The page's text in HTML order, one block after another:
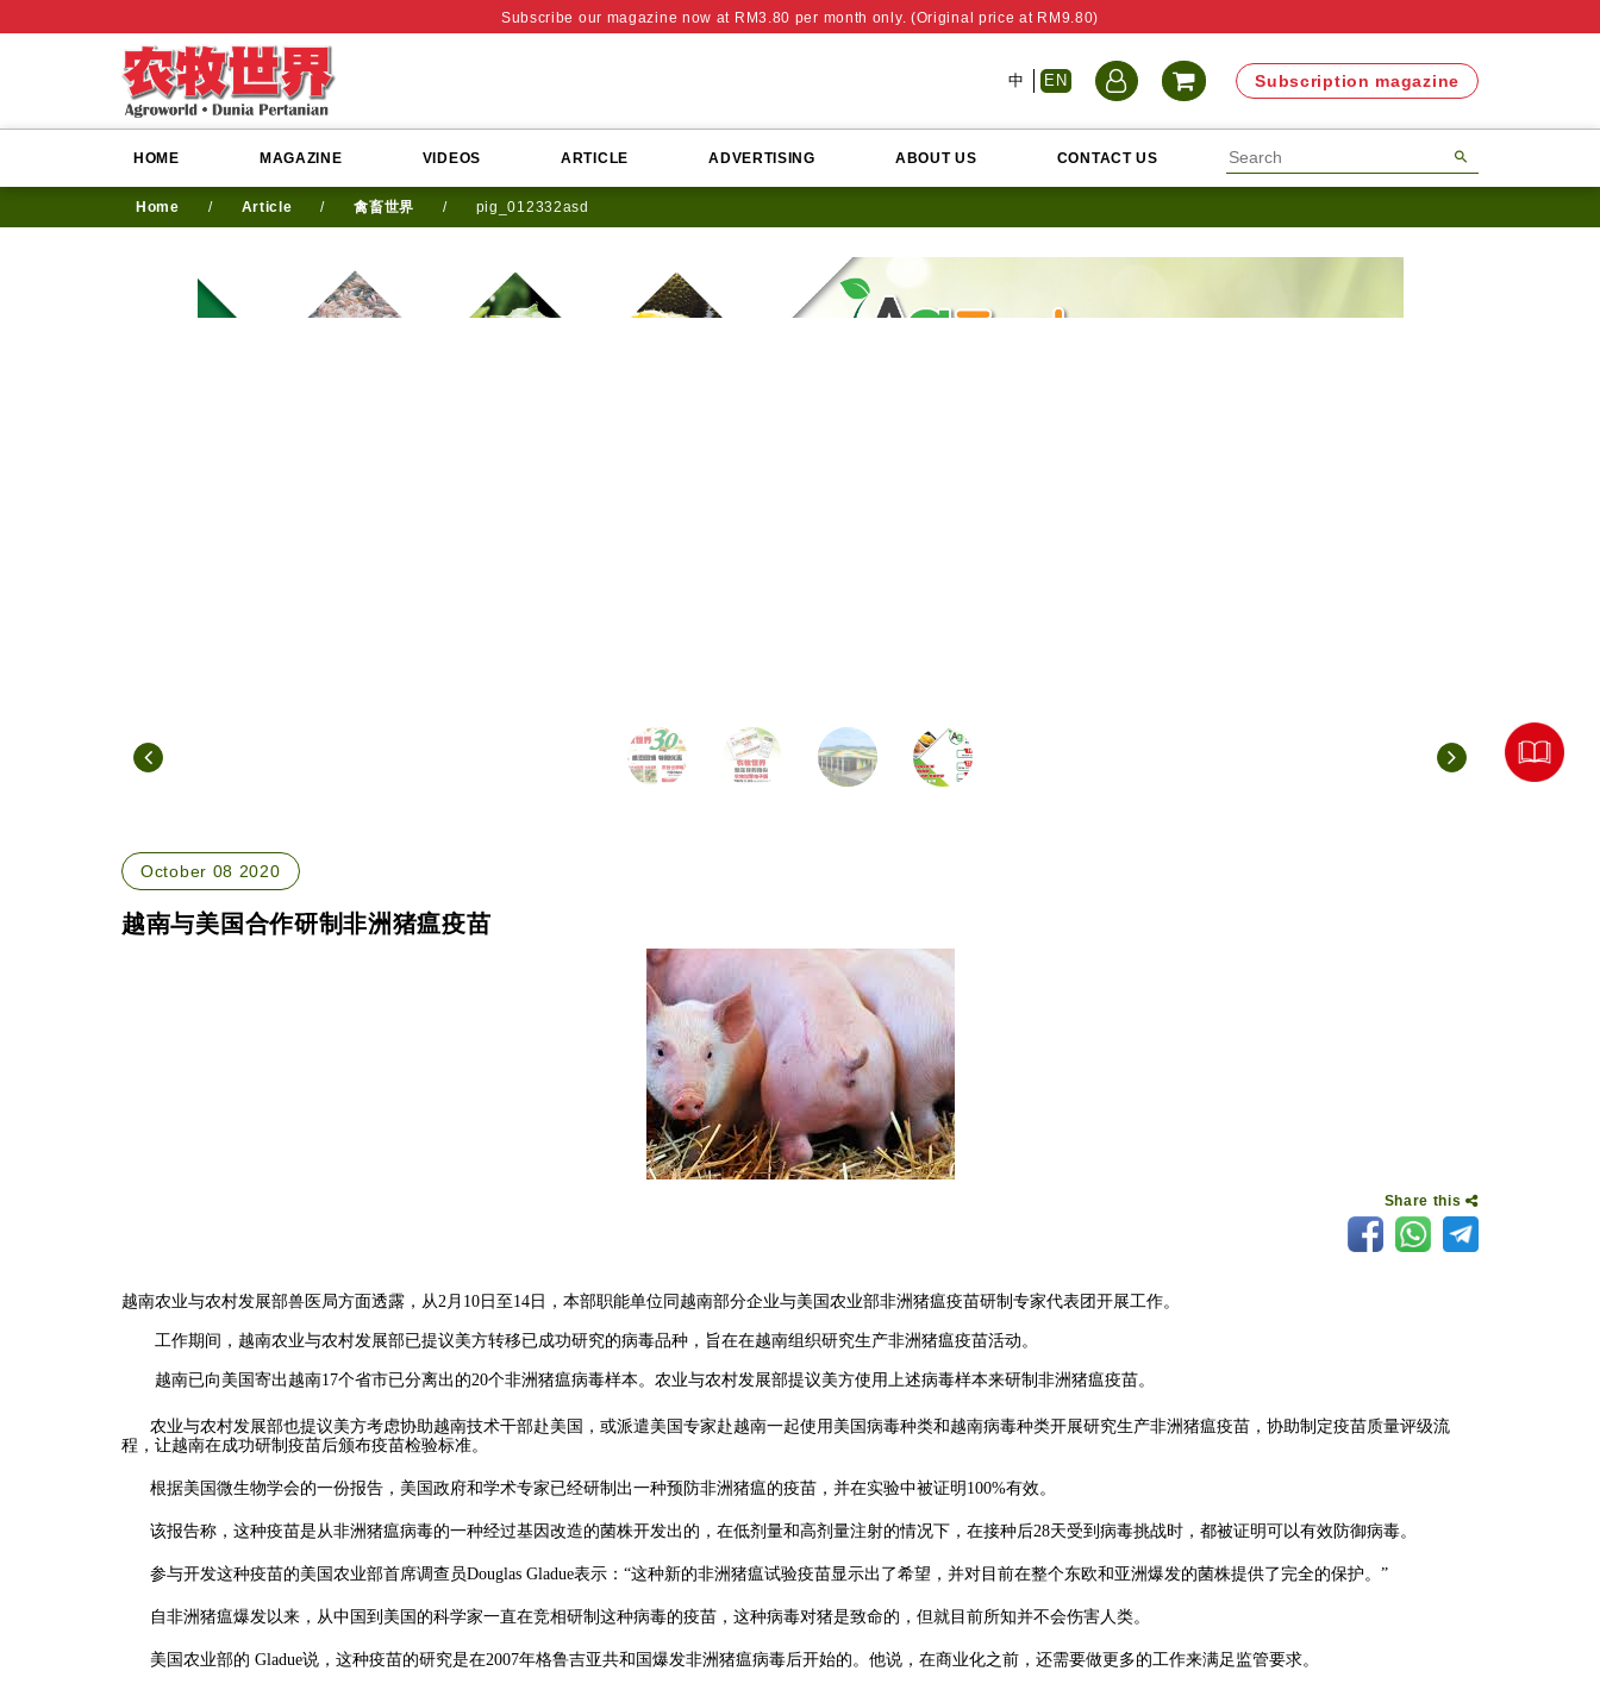
Subscribe our magazine now at RM3.80 per month only. (Original price at RM9.80)
中 EN Subscription magazine
HOME MAGAZINE VIDEOS ARTICLE ADVERTISING ABOUT US CONTACT US
Home / Article / 禽畜世界 / pig_012332asd
October 08 2020
越南与美国合作研制非洲猪瘟疫苗
Share this
越南农业与农村发展部兽医局方面透露，从2月10日至14日，本部职能单位同越南部分企业与美国农业部非洲猪瘟疫苗研制专家代表团开展工作。
工作期间，越南农业与农村发展部已提议美方转移已成功研究的病毒品种，旨在在越南组织研究生产非洲猪瘟疫苗活动。
越南已向美国寄出越南17个省市已分离出的20个非洲猪瘟病毒样本。农业与农村发展部提议美方使用上述病毒样本来研制非洲猪瘟疫苗。
农业与农村发展部也提议美方考虑协助越南技术干部赴美国，或派遣美国专家赴越南一起使用美国病毒种类和越南病毒种类开展研究生产非洲猪瘟疫苗，协助制定疫苗质量评级流
程，让越南在成功研制疫苗后颁布疫苗检验标准。
根据美国微生物学会的一份报告，美国政府和学术专家已经研制出一种预防非洲猪瘟的疫苗，并在实验中被证明100%有效。
该报告称，这种疫苗是从非洲猪瘟病毒的一种经过基因改造的菌株开发出的，在低剂量和高剂量注射的情况下，在接种后28天受到病毒挑战时，都被证明可以有效防御病毒。
参与开发这种疫苗的美国农业部首席调查员Douglas Gladue表示：“这种新的非洲猪瘟试验疫苗显示出了希望，并对目前在整个东欧和亚洲爆发的菌株提供了完全的保护。”
自非洲猪瘟爆发以来，从中国到美国的科学家一直在竞相研制这种病毒的疫苗，这种病毒对猪是致命的，但就目前所知并不会伤害人类。
美国农业部的 Gladue说，这种疫苗的研究是在2007年格鲁吉亚共和国爆发非洲猪瘟病毒后开始的。他说，在商业化之前，还需要做更多的工作来满足监管要求。